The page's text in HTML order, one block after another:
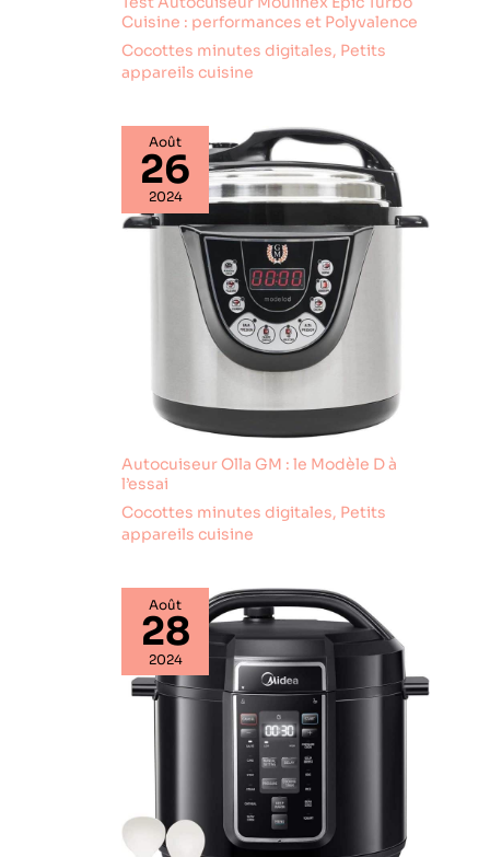
Cuisine : performances et Polyvalence
Cocottes minutes digitales, Petits
appareils cuisine
Août
26
2024
Autocuiseur Olla GM : le Modèle D à
l’essai
Cocottes minutes digitales, Petits
appareils cuisine
Août
28
2024